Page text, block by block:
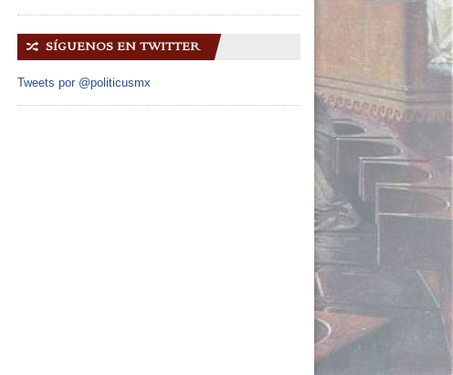
🔀 SÍGUENOS EN TWITTER
Tweets por @politicusmx